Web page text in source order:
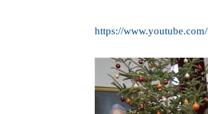
https://